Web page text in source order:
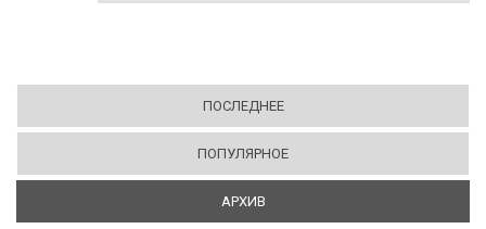
ПОСЛЕДНЕЕ
ПОПУЛЯРНОЕ
АРХИВ